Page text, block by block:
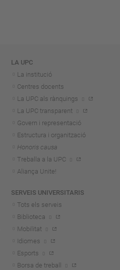
LA UPC
La institució
Centres docents
La UPC als rànquings
La UPC transparent
Govern i representació
Estructura i organització
Honoris causa
Treballa a la UPC
Aliança Unite!
SERVEIS UNIVERSITARIS
Tots els serveis
Biblioteca
Mobilitat
Idiomes
Esports
Borsa de treball